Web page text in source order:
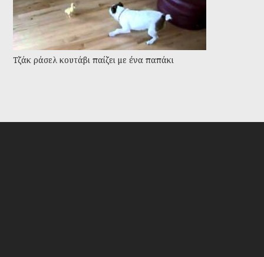
Τζάκ ράσελ κουτάβι παίζει με ένα παπάκι